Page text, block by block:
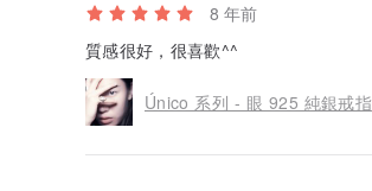
8 年前
質感很好，很喜歡^^
Único 系列 - 眼 925 純銀戒指